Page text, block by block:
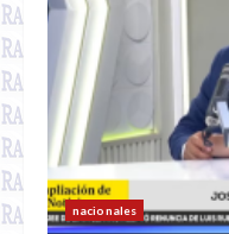
nacionales